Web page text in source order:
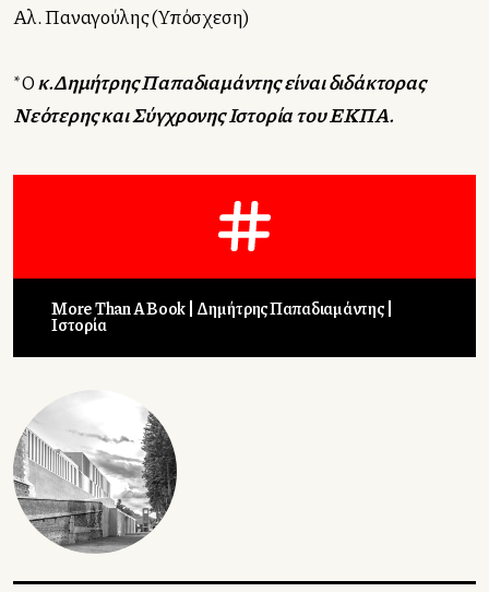
Αλ. Παναγούλης (Υπόσχεση)
*Οκ.Δημήτρης Παπαδιαμάντης είναι διδάκτορας
Νεότερης και Σύγχρονης Ιστορία του ΕΚΠΑ.
More Than A Book Δημήτρης Παπαδιαμάντης
Ιστορία